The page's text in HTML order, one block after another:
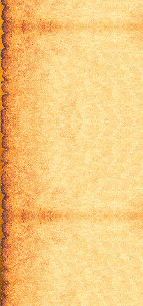
Нана - 11 серия
Нана - 12 серия
Нана - 13 серия
Нана - 14 серия
Нана - 15 серия
Нана- 16 серия
Нана - 17 серия
Нана - 18 серия
Нана - 19 серия
Нана - 20 серия
Нана - 21 серия
Нана - 22 серия
Нана - 23 серия
Нана - 24 серия
Нана - 25 серия
Нана - 26 серия
Нана - 27 серия
Нана - 28 серия
Нана - 29 серия
Нана - 30 серия
Нана - 31 серия